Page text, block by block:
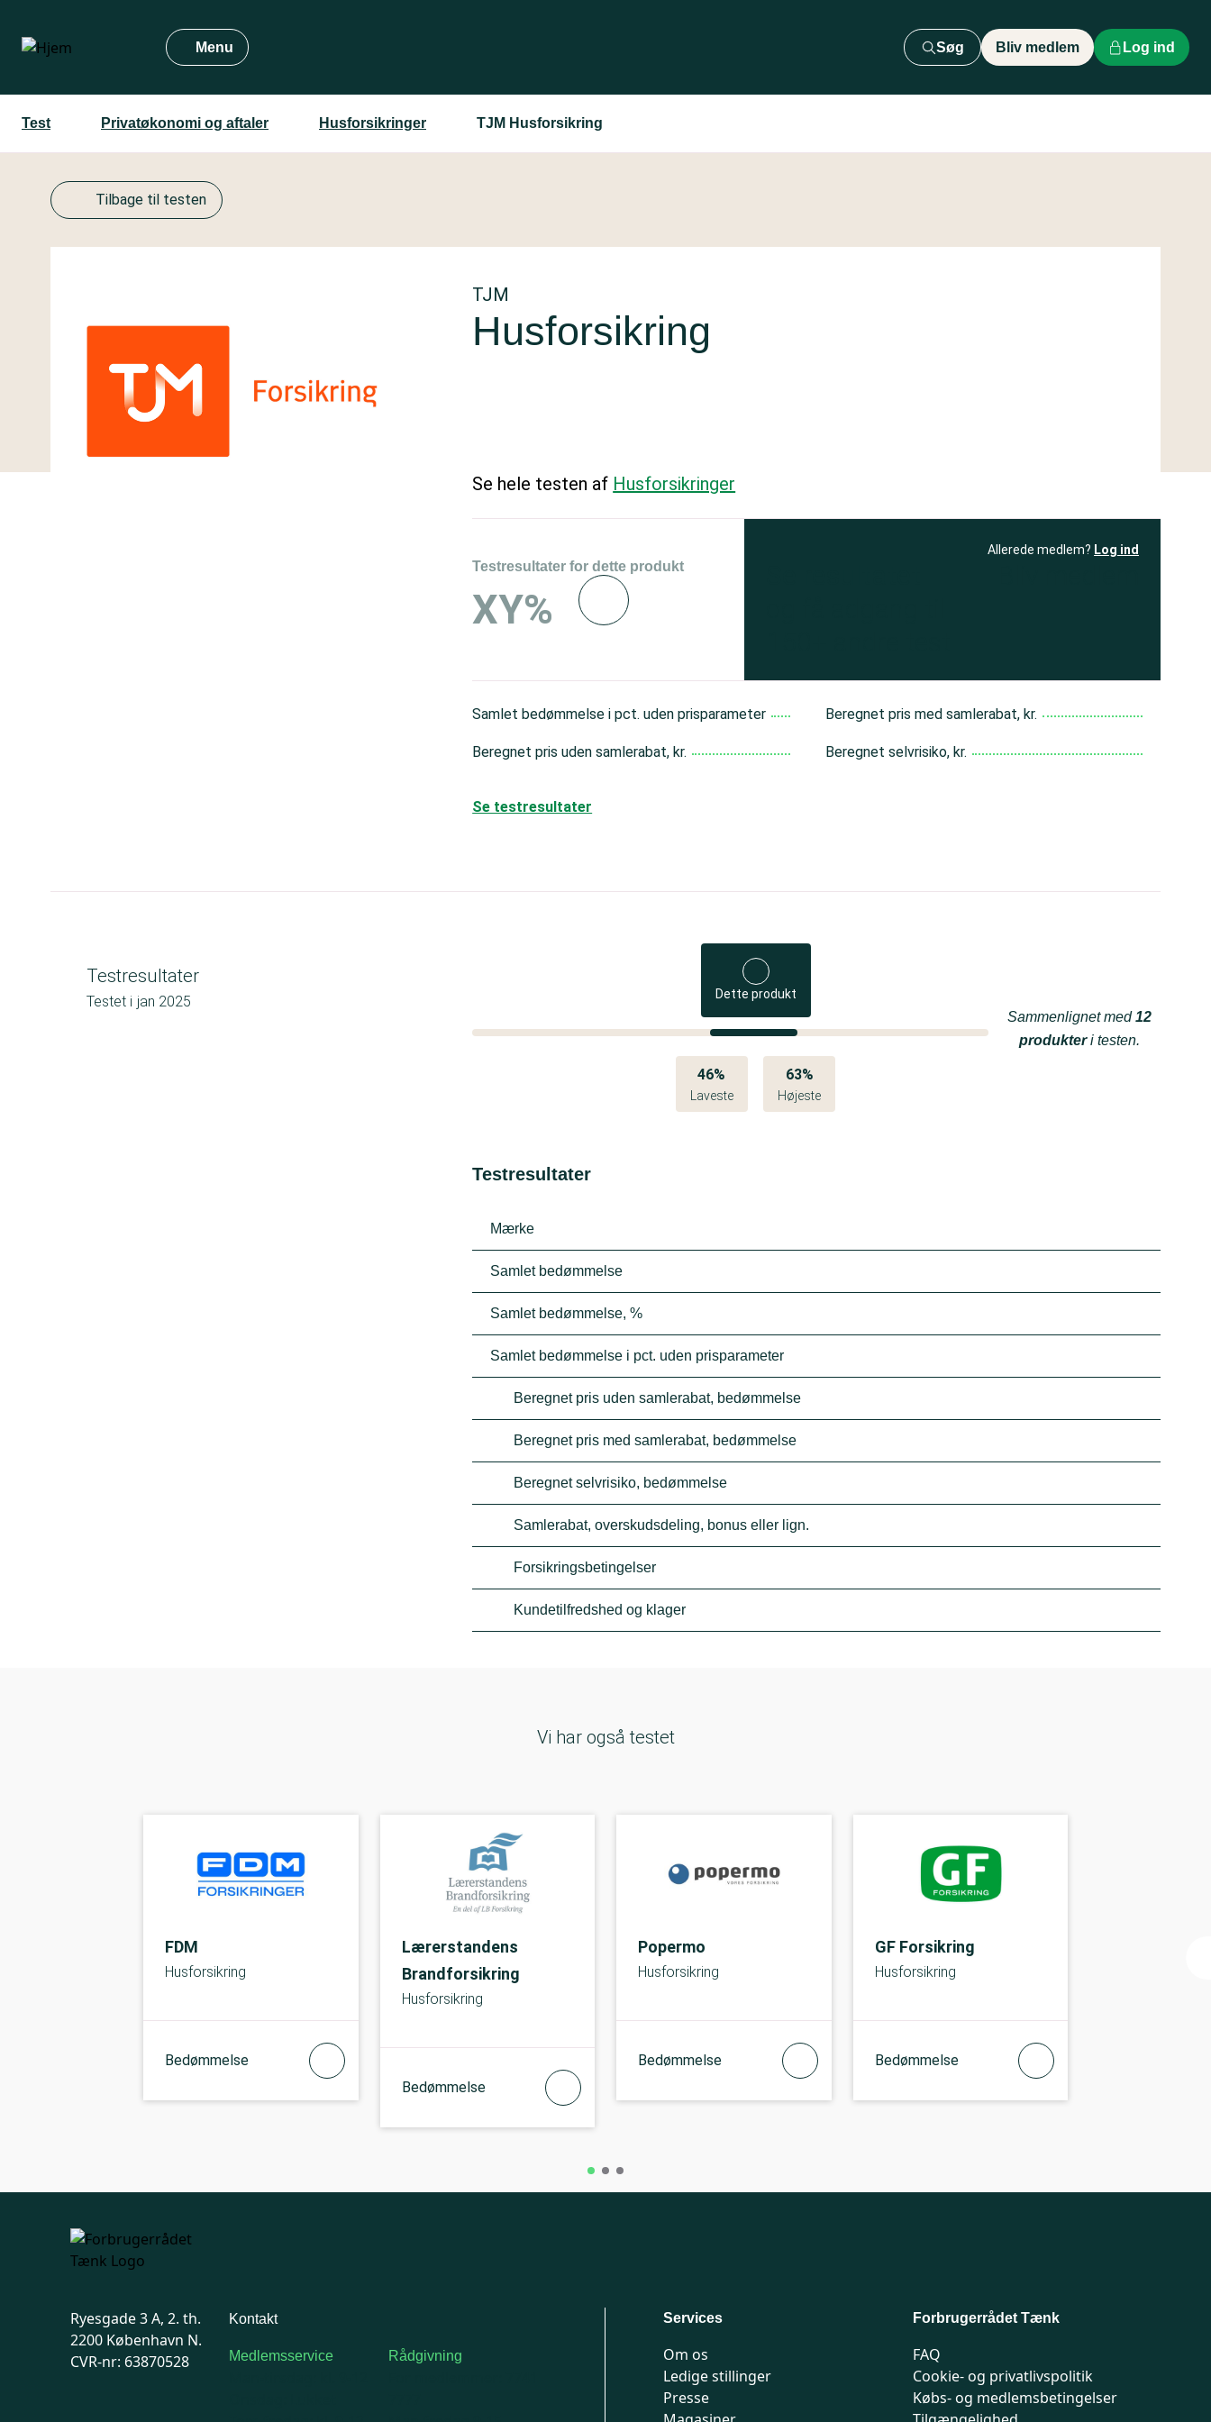
hovedindhold
Menu Søg Bliv medlem Log ind
Test Privatøkonomi og aftaler Husforsikringer TJM Husforsikring
Tilbage til testen
TJM
Husforsikring
Se hele testen af Husforsikringer
Testresultater for dette produkt
XY%
Allerede medlem? Log ind
Samlet bedømmelse i pct. uden prisparameter
Beregnet pris uden samlerabat, kr.
Beregnet pris med samlerabat, kr.
Beregnet selvrisiko, kr.
Se testresultater
Testresultater
Testet i jan 2025 Dette produkt
46%
Laveste
63%
Højeste
Sammenlignet med12
produkteri testen.
Testresultater
Mærke
Samlet bedømmelse
Samlet bedømmelse, %
Samlet bedømmelse i pct. uden prisparameter
Beregnet pris uden samlerabat, bedømmelse
Beregnet pris med samlerabat, bedømmelse
Beregnet selvrisiko, bedømmelse
Samlerabat, overskudsdeling, bonus eller lign.
Forsikringsbetingelser
Kundetilfredshed og klager
Vi har også testet
FDM
Husforsikring
Bedømmelse
Lærerstandens
Brandforsikring
Husforsikring
Bedømmelse
Popermo
Husforsikring
Bedømmelse
GF Forsikring
Husforsikring
Bedømmelse
Ryesgade 3 A, 2. th.
2200 København N.
CVR-nr: 63870528
Kontakt
Medlemsservice Rådgivning
Services
Om os
Ledige stillinger
Presse
Forbrugerrådet Tænk
FAQ
Cookie- og privatlivspolitik
Købs- og medlemsbetingelser